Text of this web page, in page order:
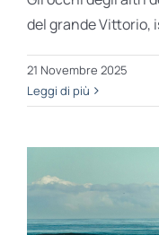
del grande Vittorio,
21 Novembre 2025
Leggi di più